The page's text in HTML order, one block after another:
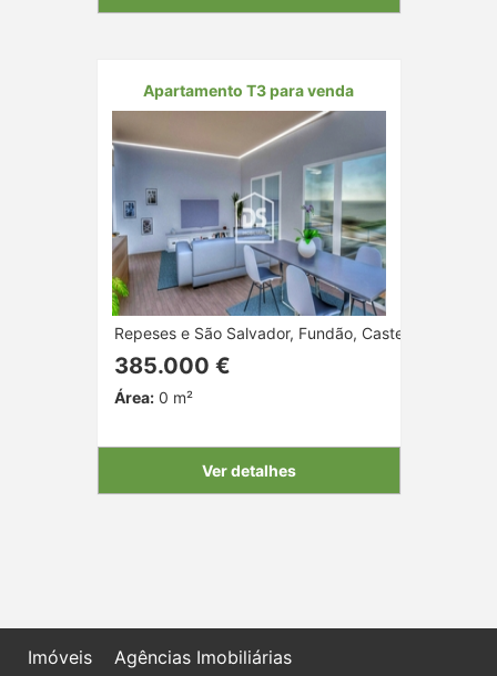
Apartamento T3 para venda
Repeses e São Salvador, Fundão, Castelo Branco
385.000 €
Área:0 m²
Ver detalhes
Imóveis Agências Imobiliárias